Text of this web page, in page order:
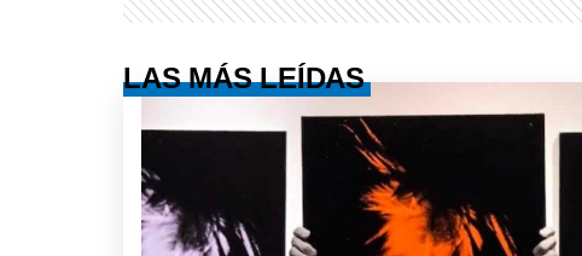
LAS MÁS LEÍDAS